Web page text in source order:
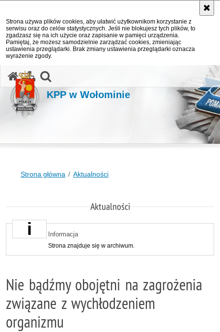
Strona używa plików cookies, aby ułatwić użytkownikom korzystanie z
serwisu oraz do celów statystycznych. Jeśli nie blokujesz tych plików, to
zgadzasz się na ich użycie oraz zapisanie w pamięci urządzenia.
Pamiętaj, że możesz samodzielnie zarządzać cookies, zmieniając
ustawienia przeglądarki. Brak zmiany ustawienia przeglądarki oznacza
wyrażenie zgody.
KPP w Wołominie
Strona główna Aktualności
Aktualności
Informacja
Strona znajduje się w archiwum.
Nie bądźmy obojętni na zagrożenia
związane z wychłodzeniem
organizmu